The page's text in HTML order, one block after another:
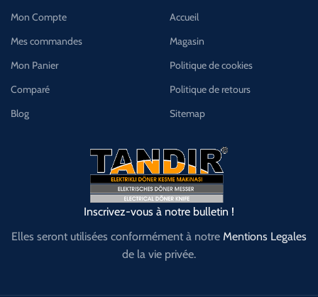
Mon Compte
Mes commandes
Mon Panier
Comparé
Blog
Accueil
Magasin
Politique de cookies
Politique de retours
Sitemap
Inscrivez-vous à notre bulletin !
Elles seront utilisées conformément à notre Mentions Legales
de la vie privée.